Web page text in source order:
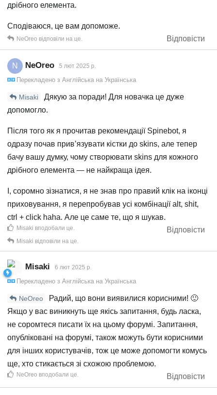
дрібного елемента.
Сподіваюся, це вам допоможе.
Відповісти
NeOreo відповіли на це.
N NeOreo 5 лют 2025 р.
Перекладено з Англійська на Українська
Misaki
Дякую за поради! Для новачка це дуже
допомогло.
Після того як я прочитав рекомендації Spinebot, я
одразу почав прив’язувати кістки до skins, але тепер
бачу вашу думку, чому створювати skins для кожного
дрібного елемента — не найкраща ідея.
І, соромно зізнатися, я не знав про правий клік на іконці
приховування, я перепробував усі комбінації alt, shit,
ctrl + click haha. Але це саме те, що я шукав.
Відповісти
Misaki вподобали це
Misaki відповіли на це.
Misaki 6 лют 2025 р.
Перекладено з Англійська на Українська
NeOreo
Радий, що вони виявилися корисними! 🙂
Якщо у вас виникнуть ще якісь запитання, будь ласка,
не соромтеся писати їх на цьому форумі. Запитання,
опубліковані на форумі, також можуть бути корисними
для інших користувачів, тож це може допомогти комусь
ще, хто стикається зі схожою проблемою.
Відповісти
NeOreo вподобали це